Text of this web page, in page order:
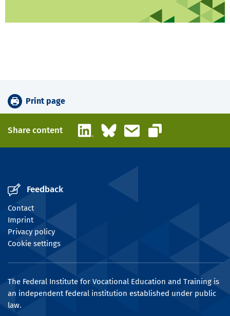
Print page
Share content LinkedInBlueskyEmail
Copy link
Feedback
Contact
Imprint
Privacy policy
Cookie settings
The Federal Institute for Vocational Education and Training is
an independent federal institution established under public
law.